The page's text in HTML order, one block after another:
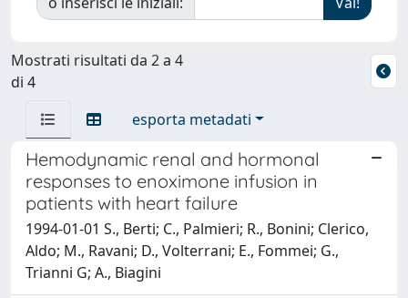
Mostrati risultati da 2 a 4
di 4
esporta metadati
Hemodynamic renal and hormonal
responses to enoximone infusion in
patients with heart failure
1994-01-01 S., Berti; C., Palmieri; R., Bonini; Clerico,
Aldo; M., Ravani; D., Volterrani; E., Fommei; G.,
Trianni G; A., Biagini